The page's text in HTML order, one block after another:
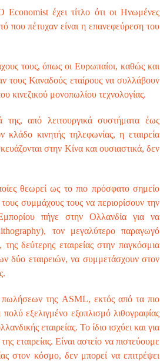
Economist έχει τίτλο ότι οι Ηνωμένες
που πέτυχαν είναι η επανεφεύρεση του
τους, όπως οι Ευρωπαίοι, καθώς και
τους Καναδούς εταίρους να συλλάβουν
κινεζικού μονοπωλίου τεχνολογίας.
της, από λειτουργικά συστήματα έως
κινητής τηλεφωνίας, η εταιρεία
στην Κίνα και ουσιαστικά, δεν
θεωρεί ως το πιο πρόσφατο σημείο
συμμάχους τους να περιορίσουν την
πήγε στην Ολλανδία για να
τον μεγαλύτερο παραγωγό
δεύτερης εταιρείας στην παγκόσμια
δύο εταιρειών, να συμμετάσχουν στον
πωλήσεων της ASML, εκτός από τα πιο
εξελιγμένο εξοπλισμό λιθογραφίας
εταιρείας. Το ίδιο ισχύει και για
Είναι αστείο να πιστεύουμε
στον κόσμο, δεν μπορεί να επιτρέψει